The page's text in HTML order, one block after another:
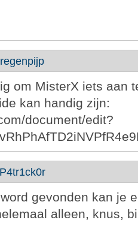
regenpijp
om MisterX iets aan
kan handig zijn:
document/edit?
P4tr1ck0r
gevonden kan je
alleen, knus,